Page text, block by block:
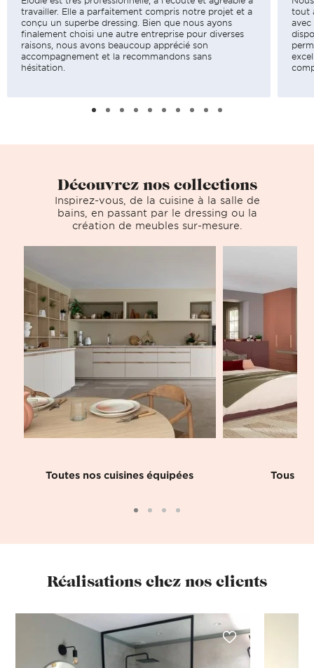
travailler. Elle a parfaitement compris notre projet et a
conçu un superbe dressing. Bien que nous ayons
finalement choisi une autre entreprise pour diverses
raisons, nous avons beaucoup apprécié son
accompagnement et la recommandons sans
hésitation.
tout
avec
Découvrez nos collections
Inspirez-vous, de la cuisine à la salle de
bains, en passant par le dressing ou la
création de meubles sur-mesure.
Toutes nos cuisines équipées Tous
Réalisations chez nos clients